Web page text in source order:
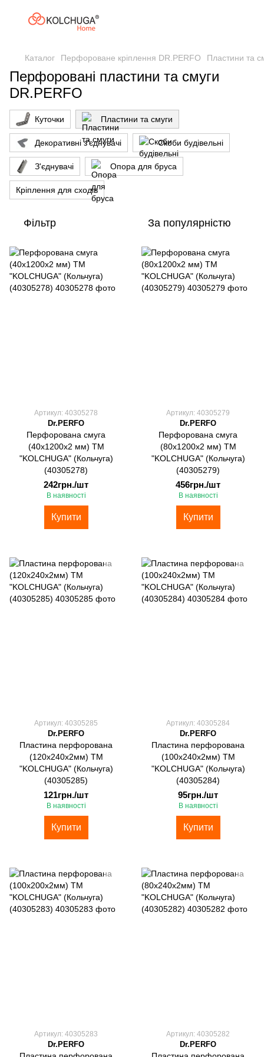
Каталог Перфороване кріплення DR.PERFO Пластини та
Перфоровані пластини та смуги
DR.PERFO
Куточки Пластини та смуги
Декоративні з'єднувачі Скоби будівельні
З'єднувачі Опора для бруса
Кріплення для сходів
Фільтр За популярністю
Артикул: 40305278
Dr.PERFO
Перфорована смуга
(40х1200х2 мм) ТМ
"KOLCHUGA" (Кольчуга)
(40305278)
242грн./шт
В наявності
Купити
Артикул: 40305279
Dr.PERFO
Перфорована смуга
(80х1200х2 мм) ТМ
"KOLCHUGA" (Кольчуга)
(40305279)
456грн./шт
В наявності
Купити
Артикул: 40305285
Dr.PERFO
Пластина перфорована
(120х240х2мм) ТМ
"KOLCHUGA" (Кольчуга)
(40305285)
121грн./шт
В наявності
Купити
Артикул: 40305284
Dr.PERFO
Пластина перфорована
(100х240х2мм) ТМ
"KOLCHUGA" (Кольчуга)
(40305284)
95грн./шт
В наявності
Купити
Артикул: 40305283
Dr.PERFO
Артикул: 40305282
Dr.PERFO